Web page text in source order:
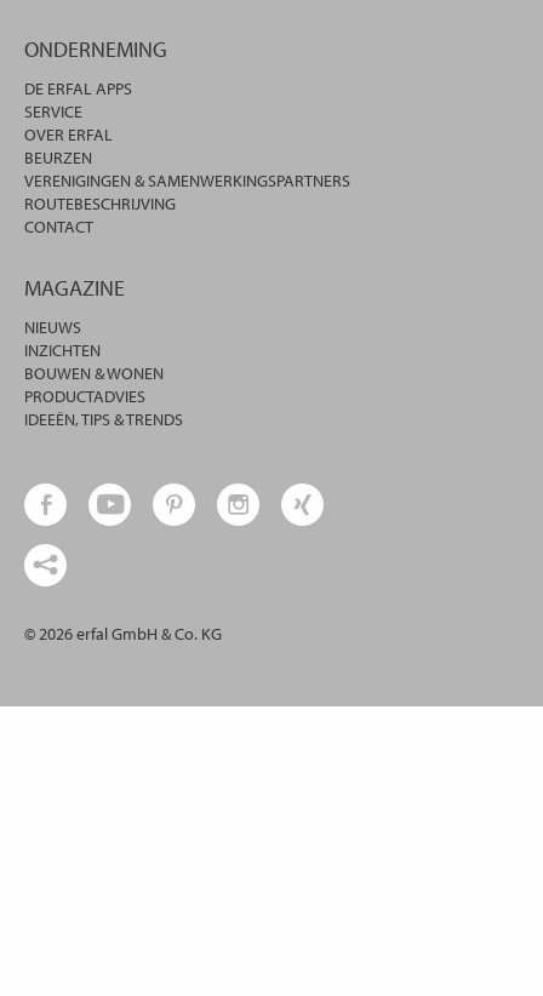
ONDERNEMING
DE ERFAL APPS
SERVICE
OVER ERFAL
BEURZEN
VERENIGINGEN & SAMENWERKINGSPARTNERS
ROUTEBESCHRIJVING
CONTACT
MAGAZINE
NIEUWS
INZICHTEN
BOUWEN & WONEN
PRODUCTADVIES
IDEEËN, TIPS & TRENDS
© 2026 erfal GmbH & Co. KG